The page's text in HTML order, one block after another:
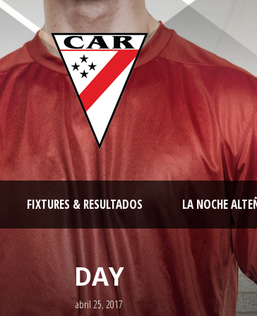
FIXTURES & RESULTADOS LA NOCHE
DAY
abril 25, 2017